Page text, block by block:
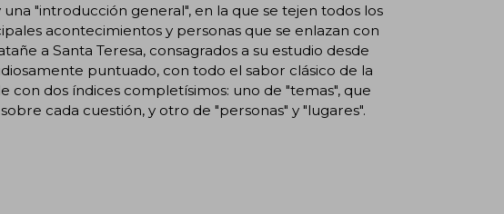
"introducción general", en la que se tejen todos los
acontecimientos y personas que se enlazan con
a Santa Teresa, consagrados a su estudio desde
puntuado, con todo el sabor clásico de la
dos índices completísimos: uno de "temas", que
cada cuestión, y otro de "personas" y "lugares".